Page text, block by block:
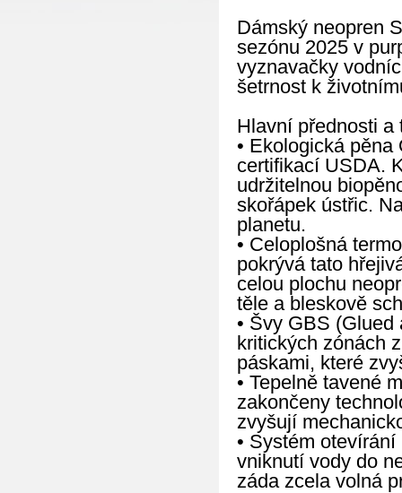
Dámský neopren
sezónu 2025 v
vyznavačky
šetrnost k
Hlavní přednosti a
• Ekologická
certifikací USDA.
udržitelnou
skořápek ústřic.
planetu.
• Celoplošná
pokrývá tato
celou plochu
těle a bleskově
• Švy GBS
kritických zónách
páskami, které
• Tepelně tavené
zakončeny
zvyšují
• Systém
vniknutí vody do
záda zcela volná